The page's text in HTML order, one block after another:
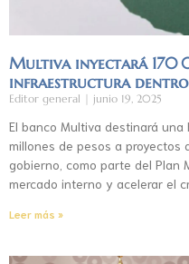
Multiva inyectará 170
infraestructura dentro
Editor general junio 19, 2025
El banco Multiva destinará
millones de pesos a proyectos
gobierno, como parte del Plan
mercado interno y acelerar el
Leer más »